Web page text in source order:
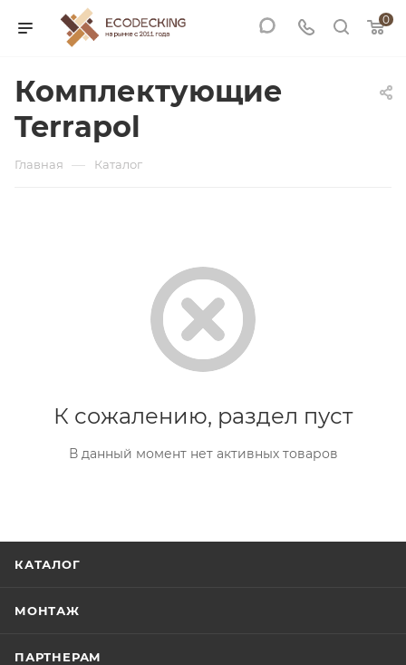
0
Комплектующие
Terrapol
Главная — Каталог
К сожалению, раздел пуст
В данный момент нет активных товаров
КАТАЛОГ
МОНТАЖ
ПАРТНЕРАМ